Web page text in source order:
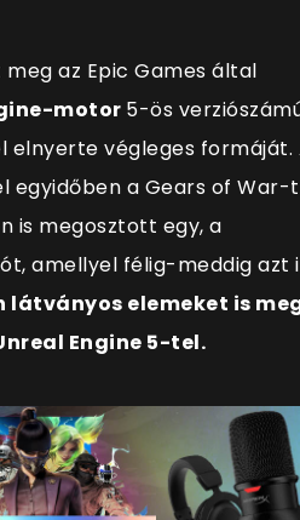
az Epic Games által
motor 5-ös
elnyerte végleges formáját.
egyidőben a Gears of War-t
is megosztott egy, a
amellyel félig-meddig azt
látványos elemeket is
Engine 5-tel.